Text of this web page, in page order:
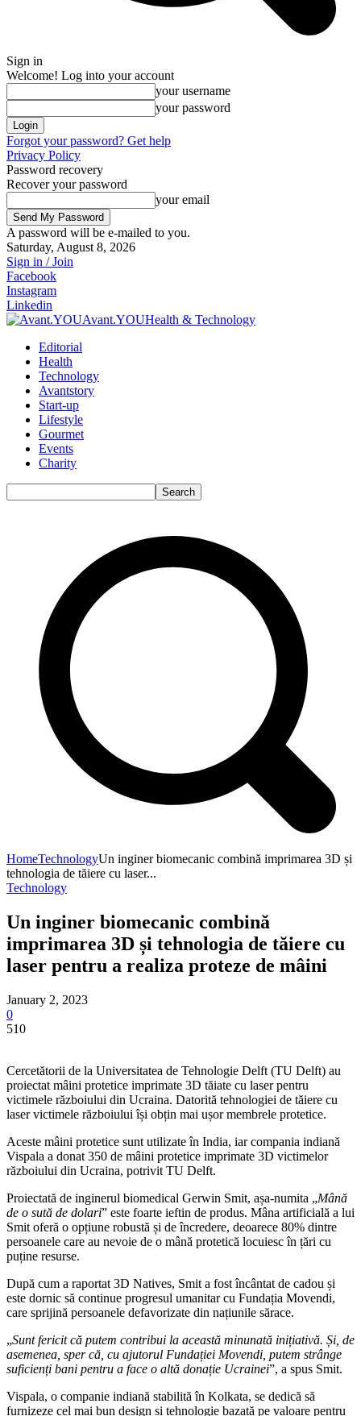
Sign in
Welcome! Log into your account
your username
your password
Forgot your password? Get help
Privacy Policy
Password recovery
Recover your password
your email
A password will be e-mailed to you.
Saturday, August 8, 2026
Sign in / Join
Facebook
Instagram
Linkedin
Avant.YOUHealth & Technology
Editorial
Health
Technology
Avantstory
Start-up
Lifestyle
Gourmet
Events
Charity
Search
HomeTechnologyUn inginer biomecanic combină imprimarea 3D și
tehnologia de tăiere cu laser...
Technology
Un inginer biomecanic combină
imprimarea 3D și tehnologia de tăiere cu
laser pentru a realiza proteze de mâini
January 2, 2023
0
510
Cercetătorii de la Universitatea de Tehnologie Delft (TU Delft) au
proiectat mâini protetice imprimate 3D tăiate cu laser pentru
victimele războiului din Ucraina. Datorită tehnologiei de tăiere cu
laser victimele războiului își obțin mai ușor membrele protetice.
Aceste mâini protetice sunt utilizate în India, iar compania indiană
Vispala a donat 350 de mâini protetice imprimate 3D victimelor
războiului din Ucraina, potrivit TU Delft.
Proiectată de inginerul biomedical Gerwin Smit, așa-numita „Mână
de o sută de dolari” este foarte ieftin de produs. Mâna artificială a lui
Smit oferă o opțiune robustă și de încredere, deoarece 80% dintre
persoanele care au nevoie de o mână protetică locuiesc în țări cu
puține resurse.
După cum a raportat 3D Natives, Smit a fost încântat de cadou și
este dornic să continue progresul umanitar cu Fundația Movendi,
care sprijină persoanele defavorizate din națiunile sărace.
„Sunt fericit că putem contribui la această minunată inițiativă. Și, de
asemenea, sper că, cu ajutorul Fundației Movendi, putem strânge
suficienți bani pentru a face o altă donație Ucrainei”, a spus Smit.
Vispala, o companie indiană stabilită în Kolkata, se dedică să
furnizeze cel mai bun design și tehnologie bazată pe valoare pentru